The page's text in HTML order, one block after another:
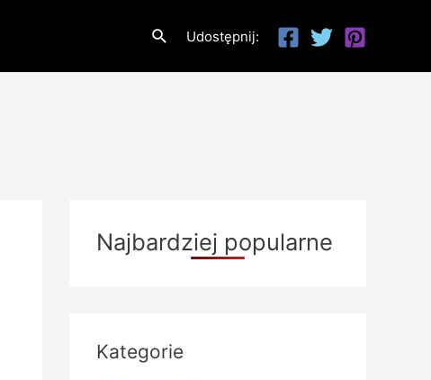
SzukajUdostępnij:
Najbardziej popularne
Kategorie